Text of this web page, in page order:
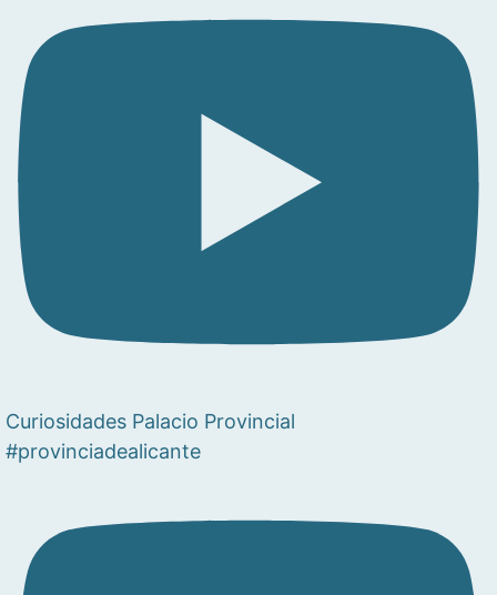
Curiosidades Palacio Provincial
#provinciadealicante